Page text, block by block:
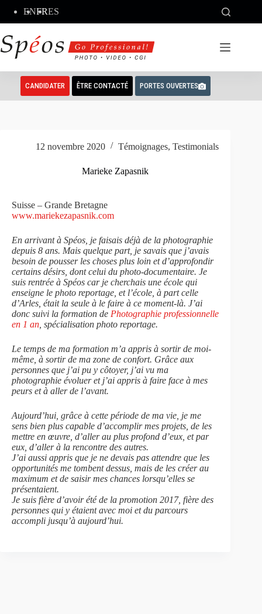
contenu
ENFRES
CANDIDATER ÊTRE CONTACTÉ PORTES OUVERTES
12 novembre 2020 Témoignages, Testimonials
Marieke Zapasnik
Suisse – Grande Bretagne
www.mariekezapasnik.com
En arrivant à Spéos, je faisais déjà de la photographie
depuis 8 ans. Mais quelque part, je savais que j’avais
besoin de pousser les choses plus loin et d’approfondir
certains désirs, dont celui du photo-documentaire. Je
suis rentrée à Spéos car je cherchais une école qui
enseigne le photo reportage, et l’école, à part celle
d’Arles, était la seule à le faire à ce moment-là. J’ai
donc suivi la formation de Photographie professionnelle
en 1 an , spécialisation photo reportage.
Le temps de ma formation m’a appris à sortir de moi-
même, à sortir de ma zone de confort. Grâce aux
personnes que j’ai pu y côtoyer, j’ai vu ma
photographie évoluer et j’ai appris à faire face à mes
peurs et à aller de l’avant.
Aujourd’hui, grâce à cette période de ma vie, je me
sens bien plus capable d’accomplir mes projets, de les
mettre en œuvre, d’aller au plus profond d’eux, et par
eux, d’aller à la rencontre des autres.
J’ai aussi appris que je ne devais pas attendre que les
opportunités me tombent dessus, mais de les créer au
maximum et de saisir mes chances lorsqu’elles se
présentaient.
Je suis fière d’avoir été de la promotion 2017, fière des
personnes qui y étaient avec moi et du parcours
accompli jusqu’à aujourd’hui.